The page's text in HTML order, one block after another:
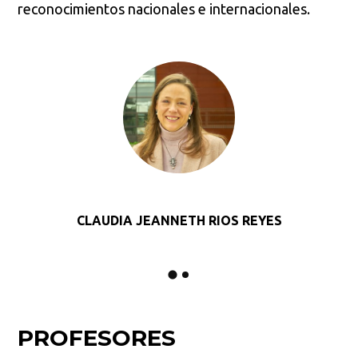
reconocimientos nacionales e internacionales.
CLAUDIA JEANNETH RIOS REYES
PROFESORES